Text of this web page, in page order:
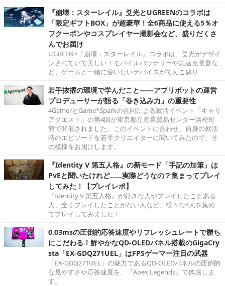
『崩壊：スターレイル』爻光とUGREENのコラボは
「限定ギフトBOX」が超豪華！全6商品に使える5％オ
フクーポンやコスプレイヤー撮影会など、盛りだくさ
んでお届け
UGREEN×『崩壊：スターレイル』コラボは、爻光がデザイ
ンされていて美しい！モバイルバッテリーや急速充電器な
ど、ゲームと一緒に使いたいデバイスがてんこ盛り
若手抜擢の環境で学んだこと――アプリボットの運営
プロデューサーが語る「巻き込み力」の重要性
4GamerとGame*Sparkの合同による就活イベント「キャリ
アクエスト」の第4回が東京都立産業貿易センター浜松町
館で開催されました。このイベントに合わせ、自身の就活
時のエピソードを若手クリエイターに聞いてみたので、そ
の模様をお届けします。
『Identity V 第五人格』の新モード「手記の加筆」は
PvEと聞いたけれど……実際どうなの？集まってプレイ
してみた！【プレイレポ】
『Identity V 第五人格』が好きな人やプレイしたことある
人、全くプレイしたことがない人など、様々な4人を集め
てプレイしてみました！
0.03msの圧倒的応答速度やリフレッシュレートで勝ち
にこだわる！鮮やかなQD-OLEDパネル搭載のGigaCry
sta「EX-GDQ271UEL」はFPSゲーマー注目の武器
「EX-GDQ271UEL」の魅力であるQD-OLEDパネルの圧倒的
な見やすさや応答速度を、『Apex Legends』で体感しま
す。